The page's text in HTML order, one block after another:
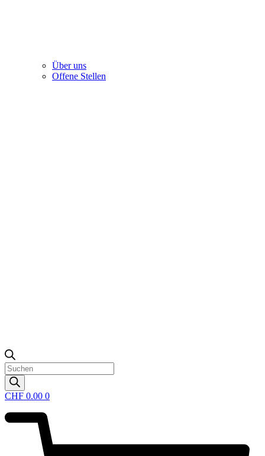
Über uns
Offene Stellen
Products
search
CHF 0.00 0